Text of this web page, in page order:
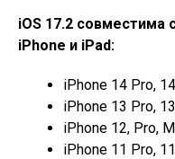
iOS 17.2
iPhone и iPad:
iPhone 14 Pro,
iPhone 13 Pro,
iPhone 12, Pro,
iPhone 11 Pro,